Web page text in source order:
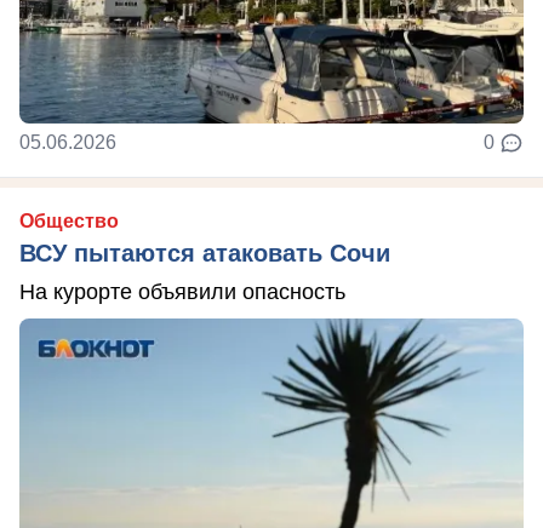
05.06.2026 0
Общество
ВСУ пытаются атаковать Сочи
На курорте объявили опасность